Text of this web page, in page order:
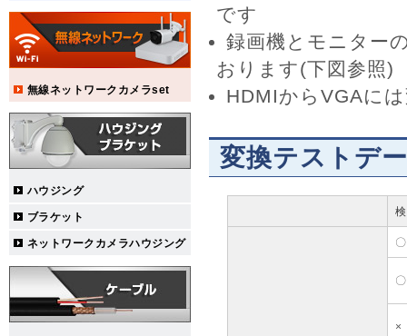
無線ネットワークカメラset
ハウジング
ブラケット
ネットワークカメラハウジング
です
録画機とモニター
おります(下図参照)
HDMIからVGAに
変換テストデ
〇
〇
×